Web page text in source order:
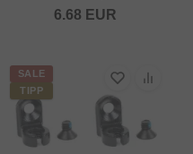
6.68 EUR
SALE
TIPP